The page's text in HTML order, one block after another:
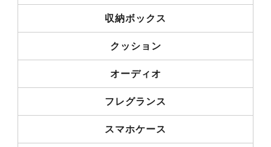
収納ボックス
クッション
オーディオ
フレグランス
スマホケース